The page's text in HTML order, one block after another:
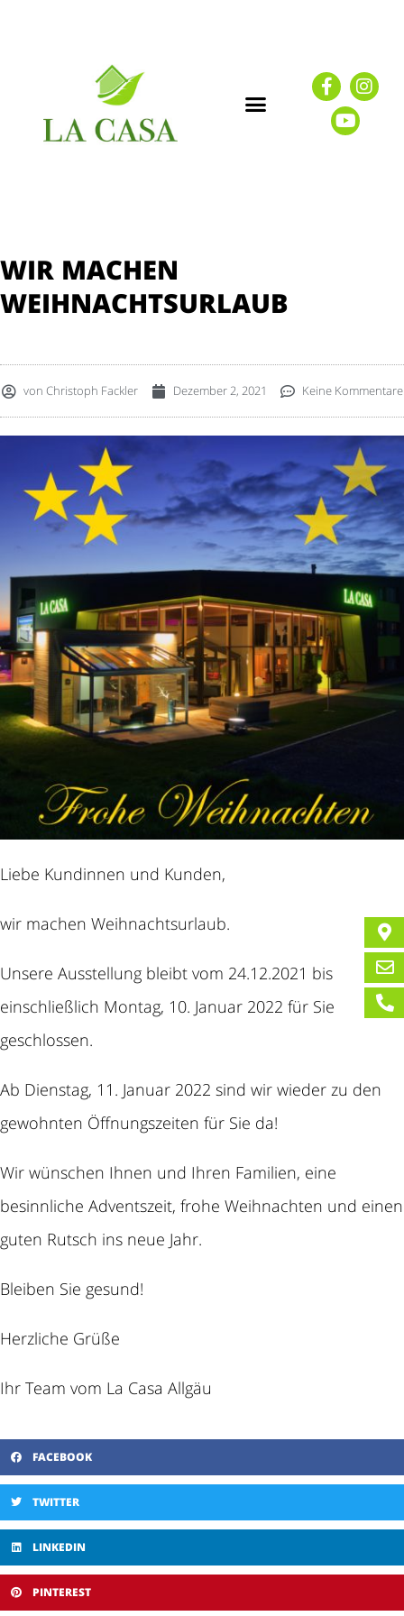
WIR MACHEN
WEIHNACHTSURLAUB
von Christoph Fackler Dezember 2, 2021 Keine Kommentare
Liebe Kundinnen und Kunden,
wir machen Weihnachtsurlaub.
Unsere Ausstellung bleibt vom 24.12.2021 bis
einschließlich Montag, 10. Januar 2022 für Sie
geschlossen.
Ab Dienstag, 11. Januar 2022 sind wir wieder zu den
gewohnten Öffnungszeiten für Sie da!
Wir wünschen Ihnen und Ihren Familien, eine
besinnliche Adventszeit, frohe Weihnachten und einen
guten Rutsch ins neue Jahr.
Bleiben Sie gesund!
Herzliche Grüße
Ihr Team vom La Casa Allgäu
FACEBOOK
TWITTER
LINKEDIN
PINTEREST